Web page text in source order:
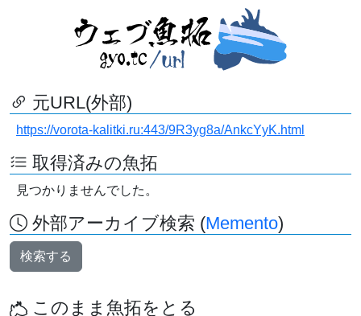
元URL(外部)
https://vorota-kalitki.ru:443/9R3yg8a/AnkcYyK.html
取得済みの魚拓
見つかりませんでした。
外部アーカイブ検索 (Memento)
検索する
このまま魚拓をとる